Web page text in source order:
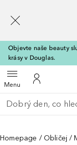
Objevte naše beauty
krásy v Douglas.
MenuOtevřít menuK mému účtu
Vraťte se
Proveďte vyhledávání
Homepage Obličej